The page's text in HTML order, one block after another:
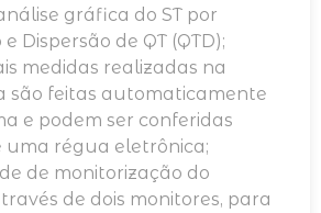
gráfica do ST por
Dispersão de QT (QTD);
medidas realizadas na
são feitas automaticamente
e podem ser conferidas
uma régua eletrônica;
de monitorização do
de dois monitores, para